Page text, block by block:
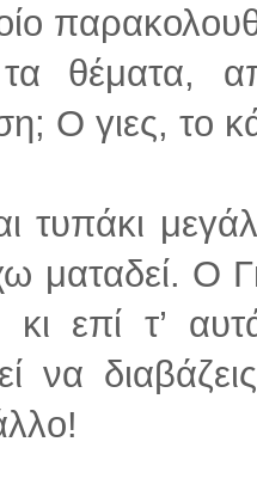
θέματα,
Ο γιες, το
τυπάκι
ματαδεί. Ο
κι επί τ’
να